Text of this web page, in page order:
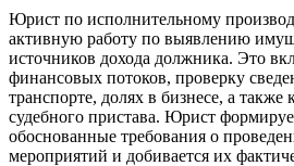
Юрист по исполнительному
активную работу по выявлению
источников дохода должника. Это
финансовых потоков, проверку
транспорте, долях в бизнесе, а также
судебного пристава. Юрист
обоснованные требования о
мероприятий и добивается их